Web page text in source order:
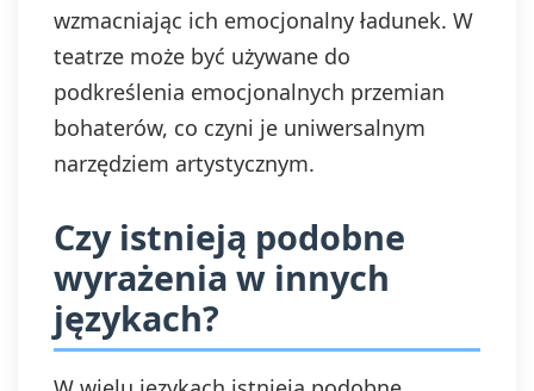
wzmacniając ich emocjonalny ładunek. W
teatrze może być używane do
podkreślenia emocjonalnych przemian
bohaterów, co czyni je uniwersalnym
narzędziem artystycznym.
Czy istnieją podobne
wyrażenia w innych
językach?